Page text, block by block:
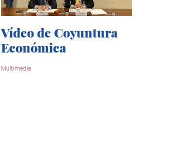
Vídeo de Coyuntura
Económica
Multimedia